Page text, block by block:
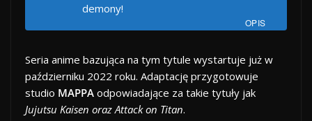
demony!
OPIS
Seria anime bazująca na tym tytule wystartuje już w
październiku 2022 roku. Adaptację przygotowuje
studio MAPPA odpowiadające za takie tytuły jak
Jujutsu Kaisen oraz Attack on Titan.